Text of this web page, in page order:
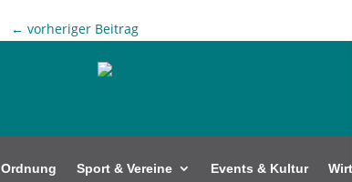
← vorheriger Beitrag
Ordnung Sport & Vereine Events & Kultur